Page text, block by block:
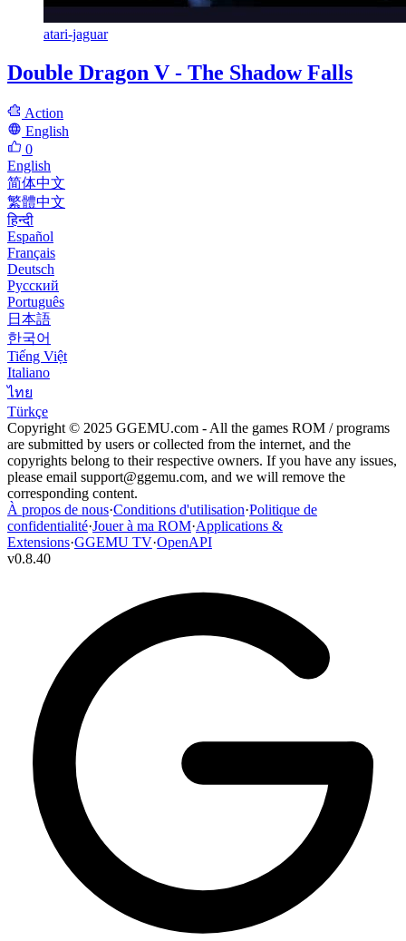
atari-jaguar
Double Dragon V - The Shadow Falls
Action
English
0
English
简体中文
繁體中文
हिन्दी
Español
Français
Deutsch
Русский
Português
日本語
한국어
Tiếng Việt
Italiano
ไทย
Türkçe
Copyright © 2025 GGEMU.com - All the games ROM / programs
are submitted by users or collected from the internet, and the
copyrights belong to their respective owners. If you have any issues,
please email support@ggemu.com, and we will remove the
corresponding content.
À propos de nous·Conditions d'utilisation·Politique de
confidentialité·Jouer à ma ROM·Applications &
Extensions·GGEMU TV·OpenAPI
v0.8.40